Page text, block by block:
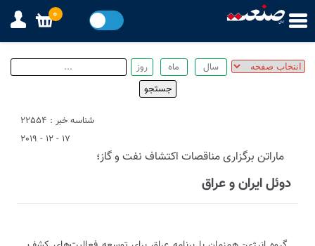
شناسه خبر : 22554
17 - 12 - 2019
ماراتن برگزاری مناقصات اکتشاف نفت و گاز؛
دوئل ایران و عراق
0